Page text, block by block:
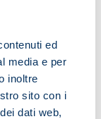
ed
media e per
inoltre
sito con i
dati web,
work to